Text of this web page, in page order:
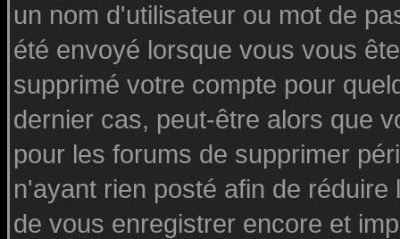
un nom d'utilisateur ou mot de
été envoyé lorsque vous vous
supprimé votre compte pour
dernier cas, peut-être alors que
pour les forums de supprimer
n'ayant rien posté afin de
de vous enregistrer encore et